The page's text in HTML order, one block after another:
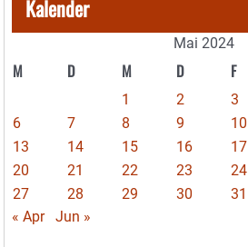
Kalender
Mai 2024
M D M D F
1 2 3
6
7 8 9 10
13
14 15 16 17
20
21 22 23 24
27
28 29 30
31
« Apr
Jun »